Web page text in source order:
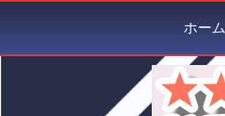
ホーム